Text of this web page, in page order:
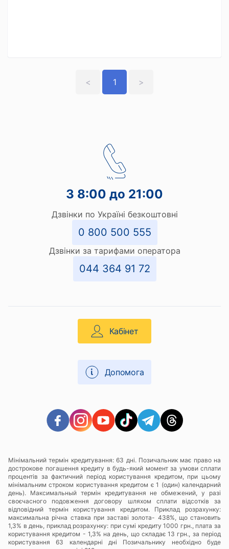
< 1 >
З 8:00 до 21:00
Дзвінки по Україні безкоштовні
0 800 500 555
Дзвінки за тарифами оператора
044 364 91 72
Кабінет
Допомога
Мінімальний термін кредитування: 63 дні. Позичальник має право на
дострокове погашення кредиту в будь-який момент за умови сплати
процентів за фактичний період користування кредитом, при цьому
мінімальним строком користування кредитом є 1 (один) календарний
день). Максимальный термін кредитування не обмежений, у разі
своєчасного подовження договору шляхом сплати відсотків за
відповідний термін користування кредитом. Приклад розрахунку:
максимальна річна ставка при заставі золота- 438%, що становить
1,3% в день, приклад розрахунку: при сумі кредиту 1000 грн., плата за
користування кредитом - 1,3% на день, що складає 13 грн., за період
користування 63 календарні дні Позичальнику необхідно буде